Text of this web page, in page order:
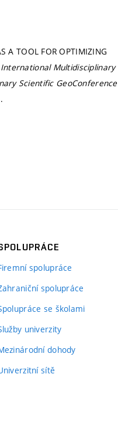
A TOOL FOR OPTIMIZING
Multidisciplinary
Scientific GeoConference
spolupráce
spolupráce
se školami
univerzity
dohody
sítě